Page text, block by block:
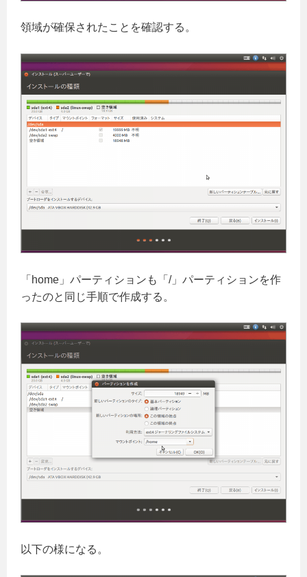
領域が確保されたことを確認する。
「home」パーティションも「/」パーティションを作
ったのと同じ手順で作成する。
以下の様になる。